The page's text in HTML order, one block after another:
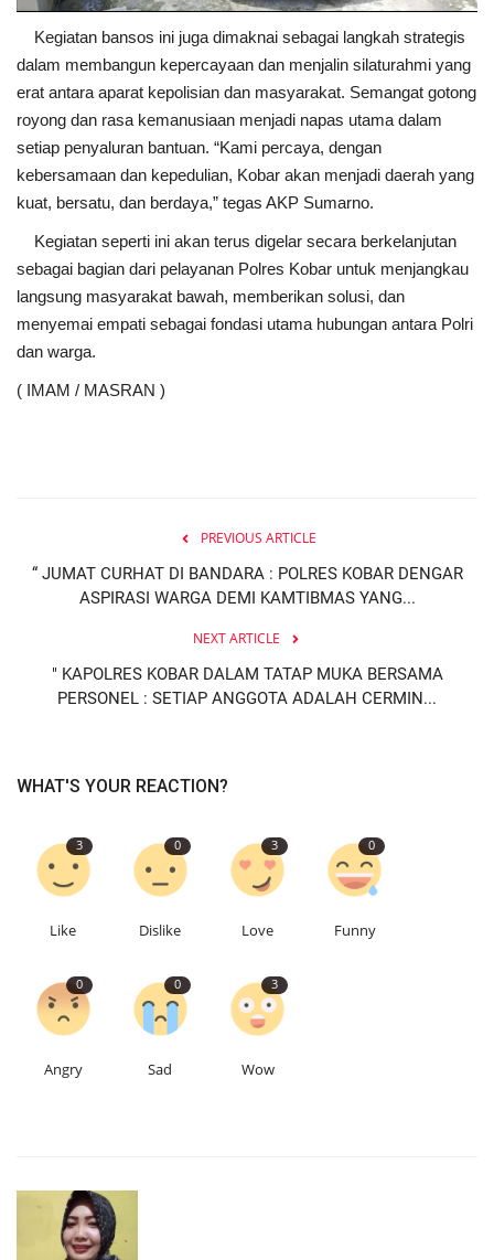
Kegiatan bansos ini juga dimaknai sebagai langkah strategis
dalam membangun kepercayaan dan menjalin silaturahmi yang
erat antara aparat kepolisian dan masyarakat. Semangat gotong
royong dan rasa kemanusiaan menjadi napas utama dalam
setiap penyaluran bantuan. “Kami percaya, dengan
kebersamaan dan kepedulian, Kobar akan menjadi daerah yang
kuat, bersatu, dan berdaya,” tegas AKP Sumarno.
Kegiatan seperti ini akan terus digelar secara berkelanjutan
sebagai bagian dari pelayanan Polres Kobar untuk menjangkau
langsung masyarakat bawah, memberikan solusi, dan
menyemai empati sebagai fondasi utama hubungan antara Polri
dan warga.
( IMAM / MASRAN )
PREVIOUS ARTICLE
“ JUMAT CURHAT DI BANDARA : POLRES KOBAR DENGAR
ASPIRASI WARGA DEMI KAMTIBMAS YANG...
NEXT ARTICLE
" KAPOLRES KOBAR DALAM TATAP MUKA BERSAMA
PERSONEL : SETIAP ANGGOTA ADALAH CERMIN...
WHAT'S YOUR REACTION?
3
Like
0
Dislike
3
Love
0
Funny
0
Angry
0
Sad
3
Wow